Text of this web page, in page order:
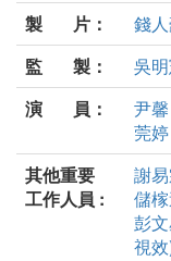
製 片：
錢
監 製：
吳
演 員：
尹馨
莞婷
其他重要
工作人員 :
謝
儲
彭
視